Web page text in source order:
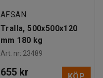
AFSAN
Tralla, 500x500x120
mm 180 kg
Art. nr: 23489
655 kr